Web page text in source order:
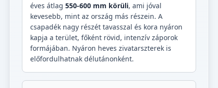
éves átlag 550-600 mm körüli, ami jóval
kevesebb, mint az ország más részein. A
csapadék nagy részét tavasszal és kora nyáron
kapja a terület, főként rövid, intenzív záporok
formájában. Nyáron heves zivatarszterek is
előfordulhatnak délutánonként.